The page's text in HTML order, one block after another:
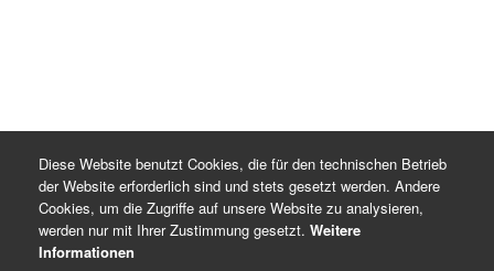
Diese Website benutzt Cookies, die für den technischen Betrieb
der Website erforderlich sind und stets gesetzt werden. Andere
Cookies, um die Zugriffe auf unsere Website zu analysieren,
werden nur mit Ihrer Zustimmung gesetzt. Weitere
Informationen